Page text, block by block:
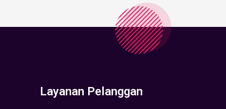
Layanan Pelanggan